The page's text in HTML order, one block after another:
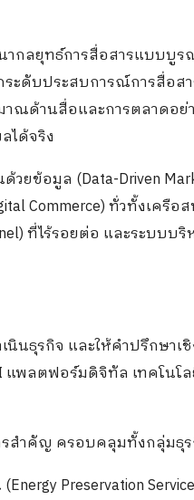
ลยุทธ์การสื่อสารแบบบูรณา
ระดับประสบการณ์การสื่อ
ณด้านสื่อและการตลาดอ
ได้จริง
ยข้อมูล (Data-Driven
Commerce) ทั่วทั้งเค
ที่ไร้รอยต่อ และระบบบ
นธุรกิจ และให้คำปรึกษาเ
แพลตฟอร์มดิจิทัล เทคโน
สำคัญ ครอบคลุมทั้งกลุ่มธุร
Preservation